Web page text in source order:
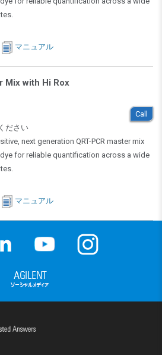
マニュアル
Mix with Hi Rox
Call
ださい
next generation QRT-PCR master mix
for reliable quantification across a wide
マニュアル